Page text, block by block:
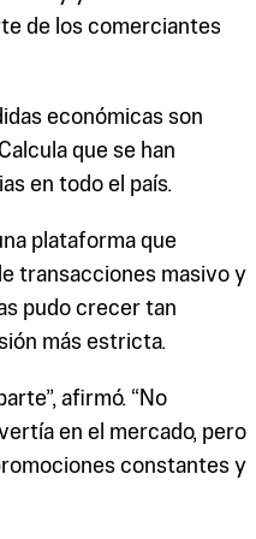
de los comerciantes
económicas son
que se han
en todo el país.
plataforma que
transacciones masivo y
pudo crecer tan
más estricta.
afirmó. “No
en el mercado, pero
constantes y